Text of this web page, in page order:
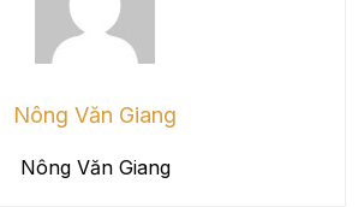
Nông Văn Giang
Nông Văn Giang